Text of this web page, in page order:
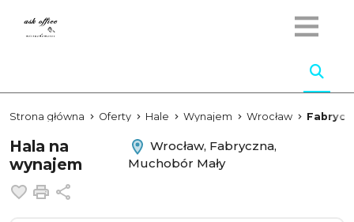
Strona główna Oferty Hale Wynajem Wrocław
Hala na
wynajem
Wrocław, Fabryczna,
Muchobór Mały
Dodaj do ulubionych
Drukuj